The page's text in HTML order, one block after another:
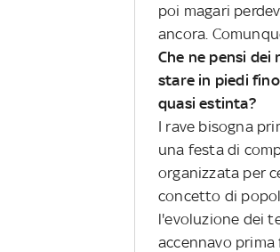
poi magari
ancora.
Che ne pensi dei
stare in piedi
quasi estinta?
I rave bisogna
una festa di
organizzata per
concetto di
l'evoluzione dei
accennavo